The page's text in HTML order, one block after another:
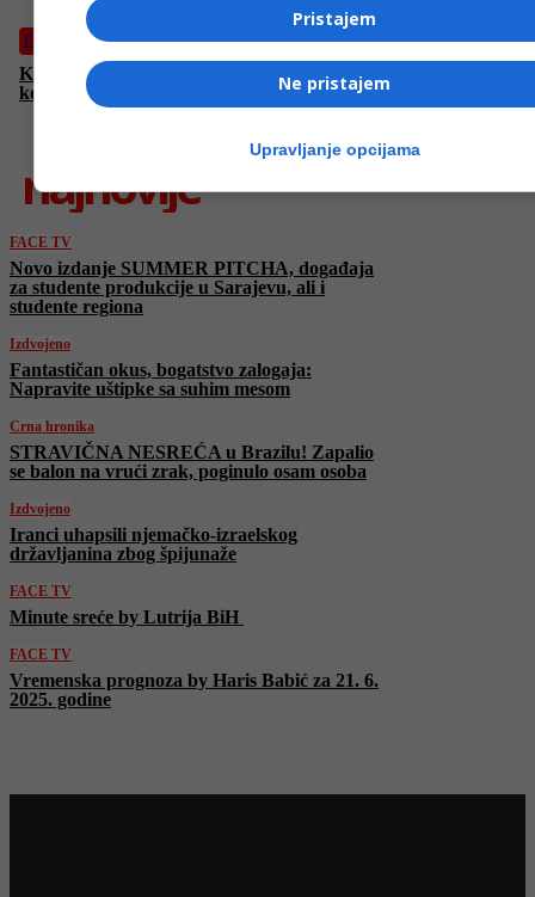
Film
Kraljica romantičnih komedija Reese Witherspoon u “Ponovo
kod kuće”
najnovije
FACE TV
Novo izdanje SUMMER PITCHA, događaja
za studente produkcije u Sarajevu, ali i
studente regiona
Izdvojeno
Fantastičan okus, bogatstvo zalogaja:
Napravite uštipke sa suhim mesom
Crna hronika
STRAVIČNA NESREĆA u Brazilu! Zapalio
se balon na vrući zrak, poginulo osam osoba
Izdvojeno
Iranci uhapsili njemačko-izraelskog
državljanina zbog špijunaže
FACE TV
Minute sreće by Lutrija BiH
FACE TV
Vremenska prognoza by Haris Babić za 21. 6.
2025. godine
Pristajem
Ne pristajem
Upravljanje opcijama